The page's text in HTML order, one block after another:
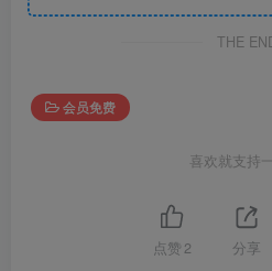
THE
会员免费
喜欢就支持
点赞 2 分享